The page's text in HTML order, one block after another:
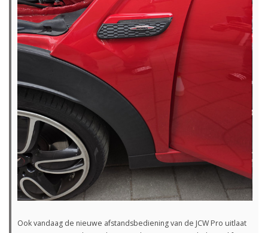
Ook vandaag de nieuwe afstandsbediening van de JCW Pro uitlaat